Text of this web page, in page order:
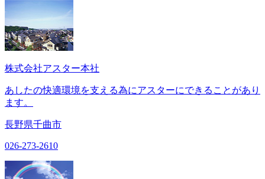
株式会社アスター本社
あしたの快適環境を支える為にアスターにできることがあり
ます。
長野県千曲市
026-273-2610